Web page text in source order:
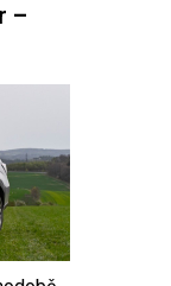
–